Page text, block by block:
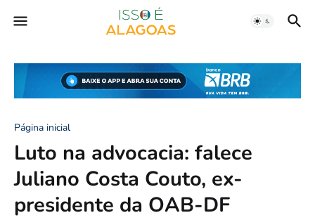
Página inicial
Luto na advocacia: falece
Juliano Costa Couto, ex-
presidente da OAB-DF